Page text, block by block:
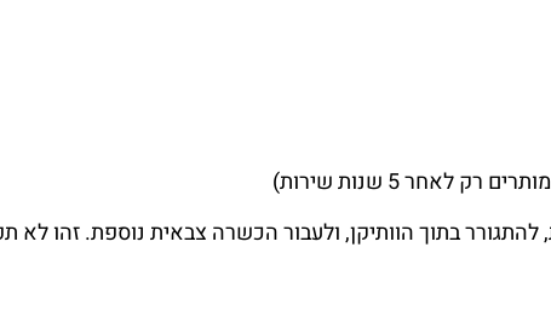
לאחר 5 שנות שירות)
בתוך הוותיקן, ולעבור הכשרה צבאית נוספת. זהו לא